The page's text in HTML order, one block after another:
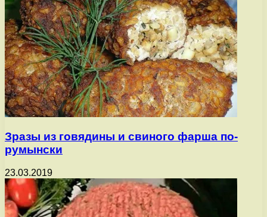
Зразы из говядины и свиного фарша по-
румынски
23.03.2019